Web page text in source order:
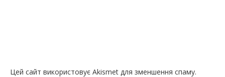
Цей сайт використовує Akismet для зменшення спаму.